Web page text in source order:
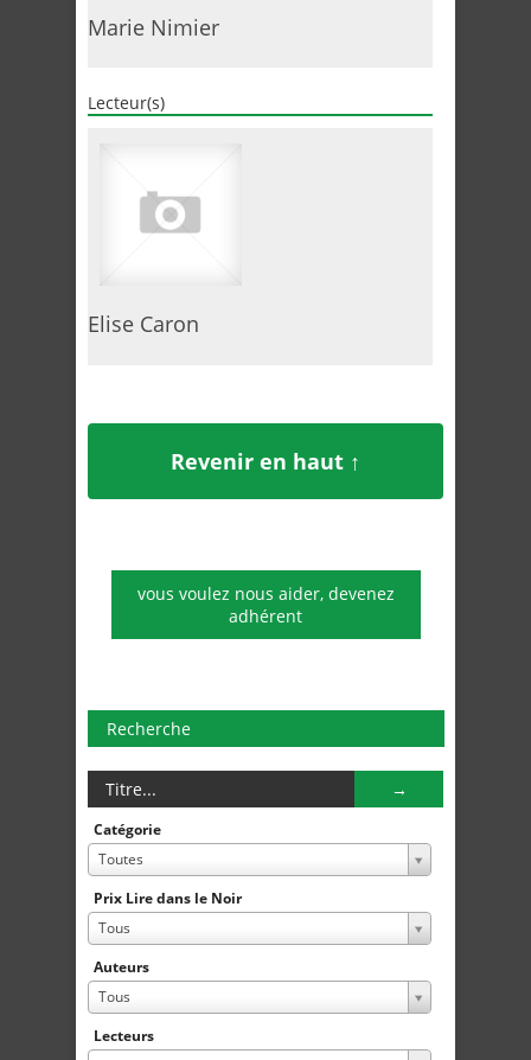
Marie Nimier
Lecteur(s)
Elise Caron
Revenir en haut ↑
vous voulez nous aider, devenez
adhérent
Recherche
Catégorie
Toutes
Prix Lire dans le Noir
Tous
Auteurs
Tous
Lecteurs